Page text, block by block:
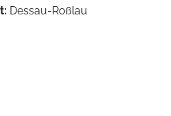
Dessau-Roßlau